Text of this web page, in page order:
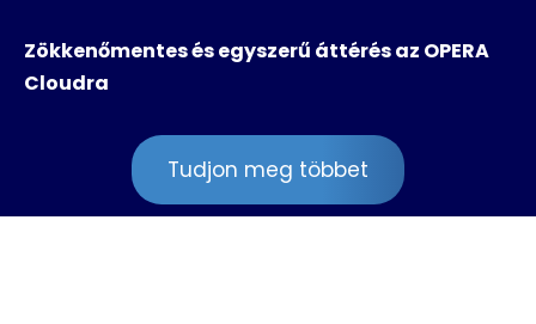
Zökkenőmentes és egyszerű áttérés az OPERA
Cloudra
Tudjon meg többet